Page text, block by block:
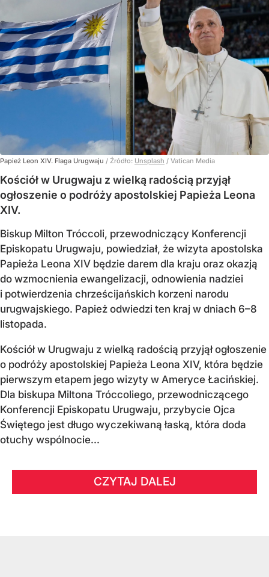
Papież Leon XIV. Flaga Urugwaju / Źródło: Unsplash / Vatican Media
Kościół w Urugwaju z wielką radością przyjął
ogłoszenie o podróży apostolskiej Papieża Leona
XIV.
Biskup Milton Tróccoli, przewodniczący Konferencji
Episkopatu Urugwaju, powiedział, że wizyta apostolska
Papieża Leona XIV będzie darem dla kraju oraz okazją
do wzmocnienia ewangelizacji, odnowienia nadziei
i potwierdzenia chrześcijańskich korzeni narodu
urugwajskiego. Papież odwiedzi ten kraj w dniach 6–8
listopada.
Kościół w Urugwaju z wielką radością przyjął ogłoszenie
o podróży apostolskiej Papieża Leona XIV, która będzie
pierwszym etapem jego wizyty w Ameryce Łacińskiej.
Dla biskupa Miltona Tróccoliego, przewodniczącego
Konferencji Episkopatu Urugwaju, przybycie Ojca
Świętego jest długo wyczekiwaną łaską, która doda
otuchy wspólnocie...
CZYTAJ DALEJ